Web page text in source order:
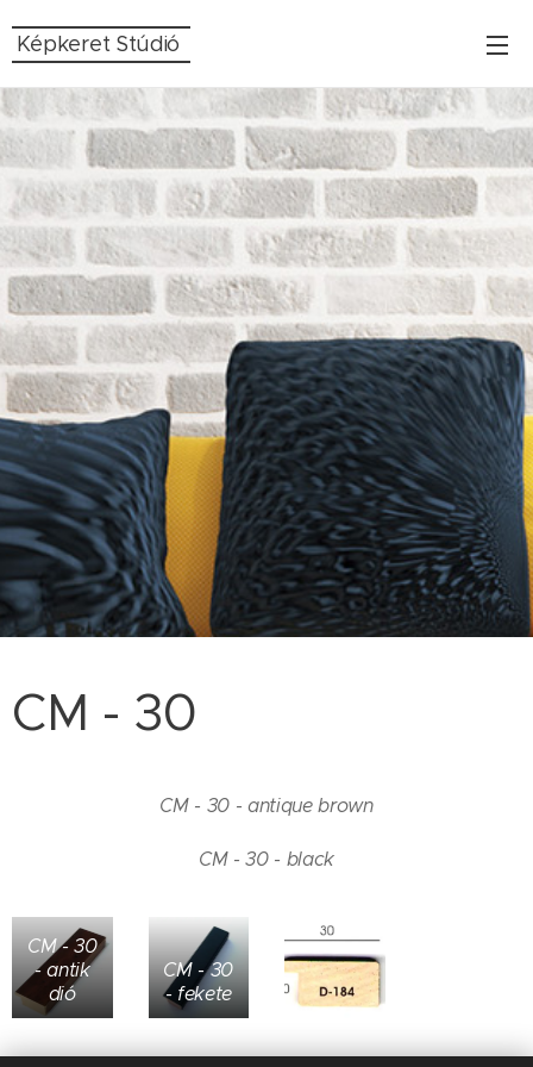
Képkeret Stúdió
CM - 30
CM - 30 - antique brown
CM - 30 - black
CM - 30
- antik
dió
CM - 30
- fekete